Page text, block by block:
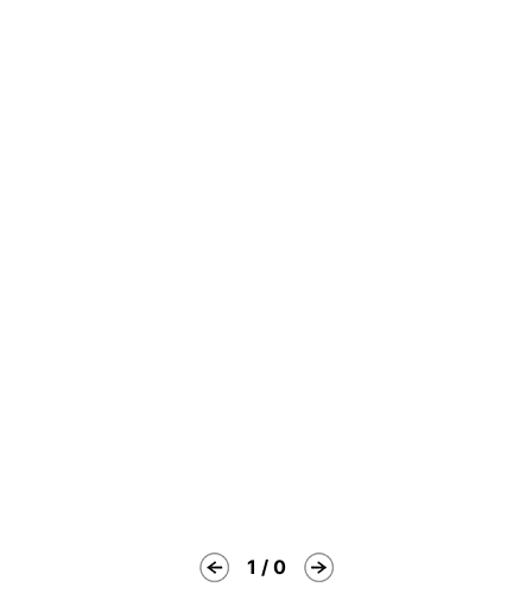
1 / 0